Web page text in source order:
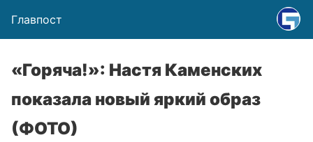
Главпост
«Горяча!»: Настя Каменских
показала новый яркий образ
(ФОТО)